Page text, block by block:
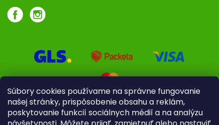
Súbory cookies používame na správne fungovanie
našej stránky, prispôsobenie obsahu a reklám,
poskytovanie funkcií sociálnych médií a na analýzu